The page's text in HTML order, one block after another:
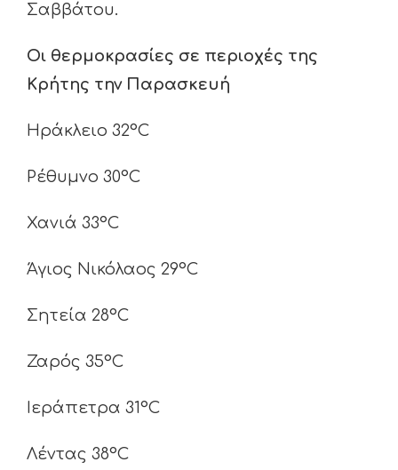
Σαββάτου.
Οι θερμοκρασίες σε περιοχές της
Κρήτης την Παρασκευή
Ηράκλειο 32°C
Ρέθυμνο 30°C
Χανιά 33°C
Άγιος Νικόλαος 29°C
Σητεία 28°C
Ζαρός 35°C
Ιεράπετρα 31°C
Λέντας 38°C